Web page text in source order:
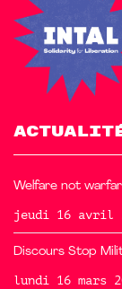
Welfare not
jeudi 16 avril
Discours Stop
lundi 16 mars